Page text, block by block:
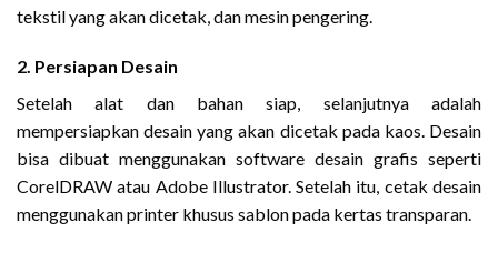
tekstil yang akan dicetak, dan mesin pengering.
2. Persiapan Desain
Setelah alat dan bahan siap, selanjutnya adalah
mempersiapkan desain yang akan dicetak pada kaos. Desain
bisa dibuat menggunakan software desain grafis seperti
CorelDRAW atau Adobe Illustrator. Setelah itu, cetak desain
menggunakan printer khusus sablon pada kertas transparan.